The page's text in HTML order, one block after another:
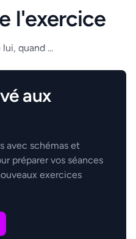
l'exercice
quand ...
aux
avec schémas et
préparer vos séances
exercices